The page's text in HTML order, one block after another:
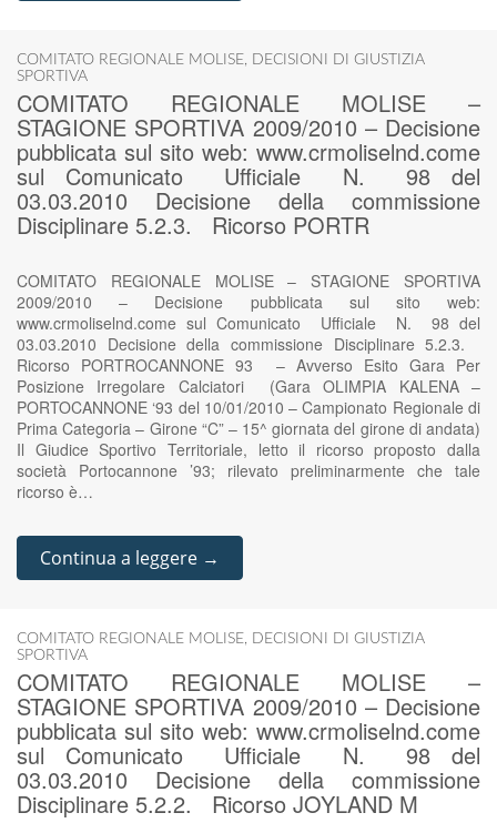
COMITATO REGIONALE MOLISE, DECISIONI DI GIUSTIZIA
SPORTIVA
COMITATO REGIONALE MOLISE –
STAGIONE SPORTIVA 2009/2010 – Decisione
pubblicata sul sito web: www.crmoliselnd.come
sul Comunicato Ufficiale N. 98 del
03.03.2010 Decisione della commissione
Disciplinare 5.2.3. Ricorso PORTR
COMITATO REGIONALE MOLISE – STAGIONE SPORTIVA
2009/2010 – Decisione pubblicata sul sito web:
www.crmoliselnd.come sul Comunicato Ufficiale N. 98 del
03.03.2010 Decisione della commissione Disciplinare 5.2.3.
Ricorso PORTROCANNONE 93 – Avverso Esito Gara Per
Posizione Irregolare Calciatori (Gara OLIMPIA KALENA –
PORTOCANNONE ‘93 del 10/01/2010 – Campionato Regionale di
Prima Categoria – Girone “C” – 15^ giornata del girone di andata)
Il Giudice Sportivo Territoriale, letto il ricorso proposto dalla
società Portocannone ’93; rilevato preliminarmente che tale
ricorso è…
Continua a leggere →
COMITATO REGIONALE MOLISE, DECISIONI DI GIUSTIZIA
SPORTIVA
COMITATO REGIONALE MOLISE –
STAGIONE SPORTIVA 2009/2010 – Decisione
pubblicata sul sito web: www.crmoliselnd.come
sul Comunicato Ufficiale N. 98 del
03.03.2010 Decisione della commissione
Disciplinare 5.2.2. Ricorso JOYLAND M